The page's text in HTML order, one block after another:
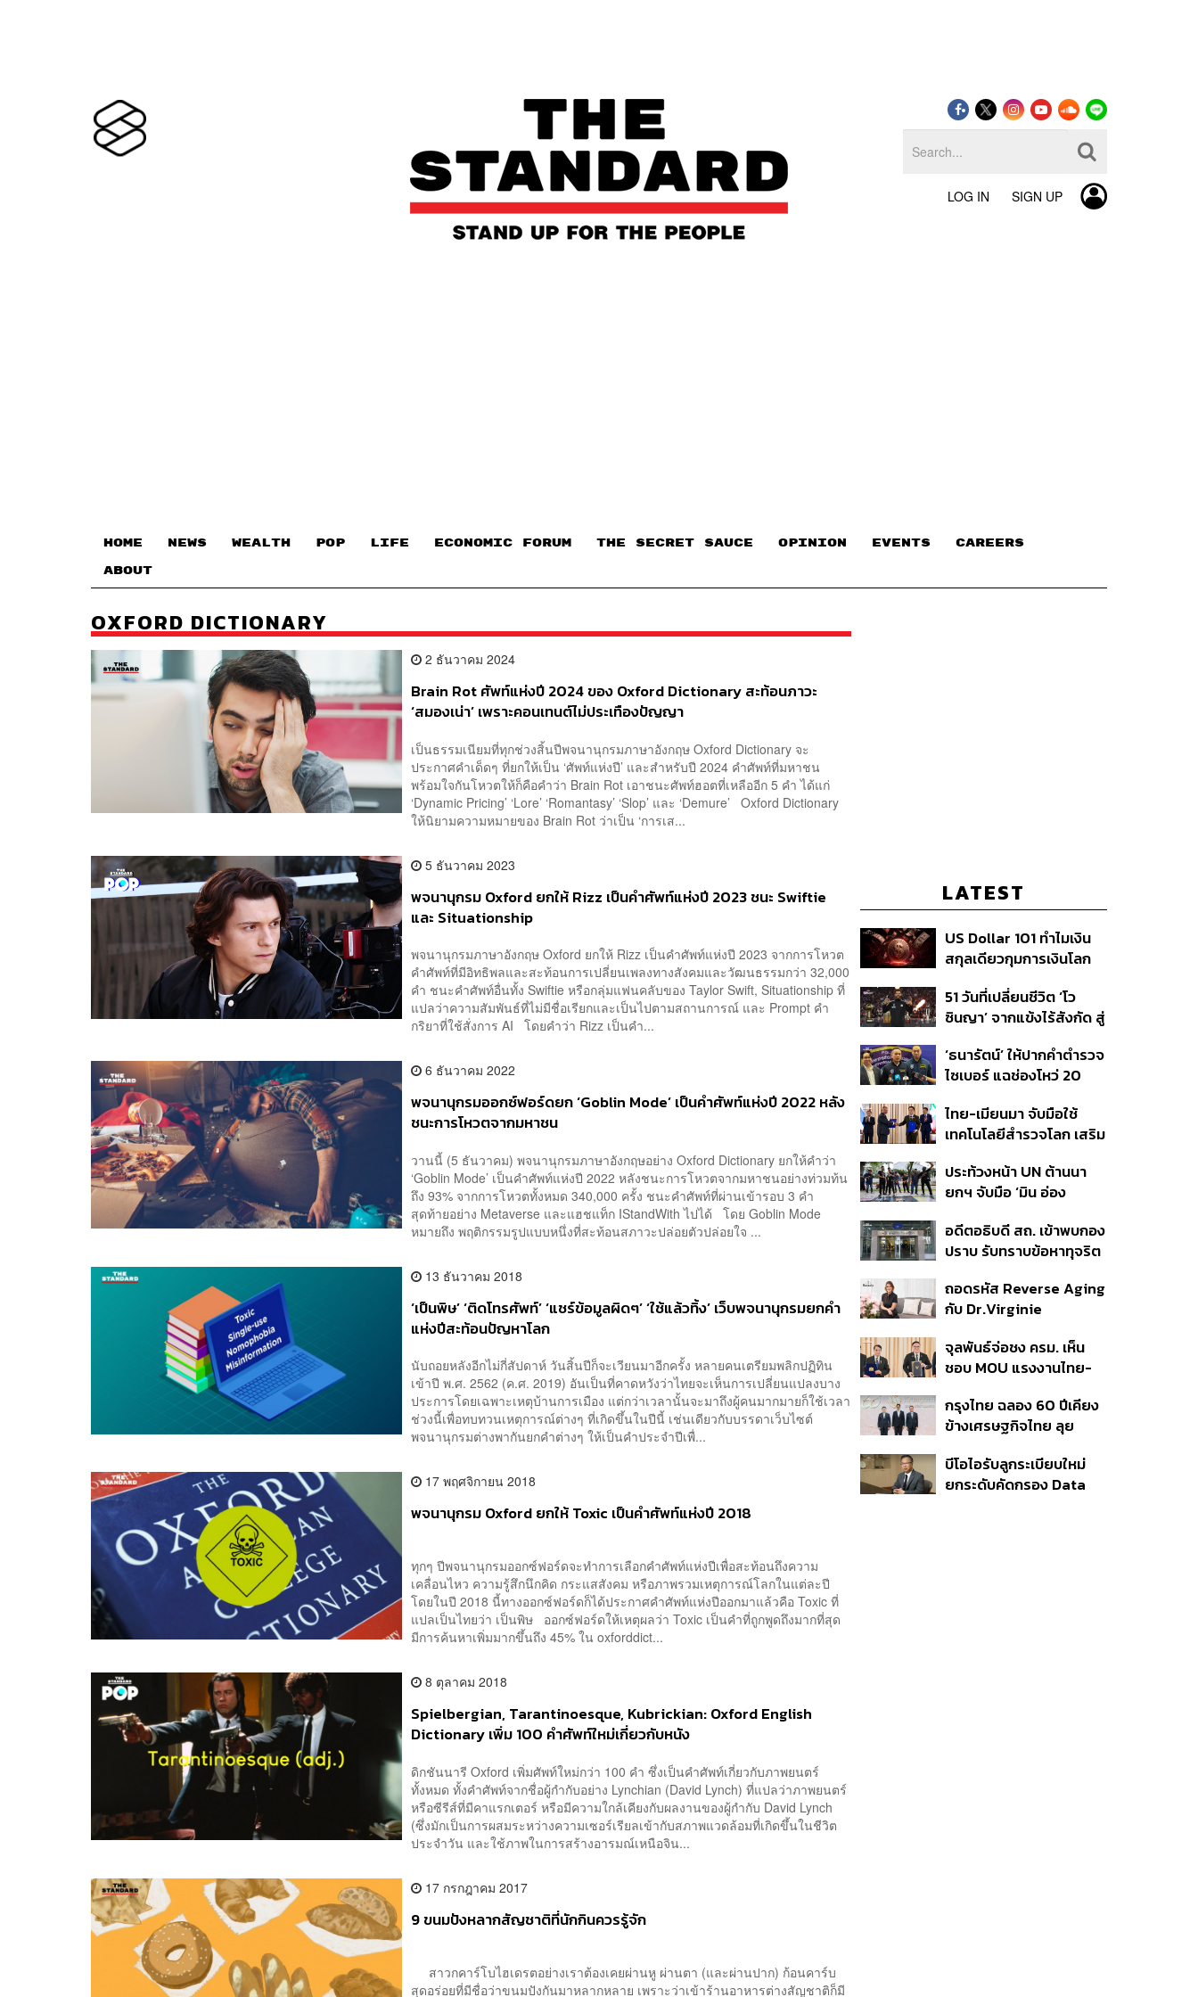
LOG IN SIGN UP
HOME NEWS WEALTH POP LIFE ECONOMIC FORUM THE SECRET SAUCE​ OPINION EVENTS CAREERS
ABOUT
OXFORD DICTIONARY
2 ธันวาคม 2024
Brain Rot ศัพท์แห่งปี 2024 ของ Oxford Dictionary สะท้อนภาวะ
‘สมองเน่า’ เพราะคอนเทนต์ไม่ประเทืองปัญญา
เป็นธรรมเนียมที่ทุกช่วงสิ้นปีพจนานุกรมภาษาอังกฤษ Oxford Dictionary จะ
ประกาศคำเด็ดๆ ที่ยกให้เป็น ‘ศัพท์แห่งปี’ และสำหรับปี 2024 คำศัพท์ที่มหาชน
พร้อมใจกันโหวตให้ก็คือคำว่า Brain Rot เอาชนะศัพท์ฮอตที่เหลืออีก 5 คำ ได้แก่
‘Dynamic Pricing’ ‘Lore’ ‘Romantasy’ ‘Slop’ และ ‘Demure’ Oxford Dictionary
ให้นิยามความหมายของ Brain Rot ว่าเป็น ‘การเส...
5 ธันวาคม 2023
พจนานุกรม Oxford ยกให้ Rizz เป็นคำศัพท์แห่งปี 2023 ชนะ Swiftie
และ Situationship
พจนานุกรมภาษาอังกฤษ Oxford ยกให้ Rizz เป็นคำศัพท์แห่งปี 2023 จากการโหวต
คำศัพท์ที่มีอิทธิพลและสะท้อนการเปลี่ยนเพลงทางสังคมและวัฒนธรรมกว่า 32,000
คำ ชนะคำศัพท์อื่นทั้ง Swiftie หรือกลุ่มแฟนคลับของ Taylor Swift, Situationship ที่
แปลว่าความสัมพันธ์ที่ไม่มีชื่อเรียกและเป็นไปตามสถานการณ์ และ Prompt คำ
กริยาที่ใช้สั่งการ AI โดยคำว่า Rizz เป็นคำ...
6 ธันวาคม 2022
พจนานุกรมออกซ์ฟอร์ดยก ‘Goblin Mode’ เป็นคำศัพท์แห่งปี 2022 หลัง
ชนะการโหวตจากมหาชน
วานนี้ (5 ธันวาคม) พจนานุกรมภาษาอังกฤษอย่าง Oxford Dictionary ยกให้คำว่า
‘Goblin Mode’ เป็นคำศัพท์แห่งปี 2022 หลังชนะการโหวตจากมหาชนอย่างท่วมท้น
ถึง 93% จากการโหวตทั้งหมด 340,000 ครั้ง ชนะคำศัพท์ที่ผ่านเข้ารอบ 3 คำ
สุดท้ายอย่าง Metaverse และแฮชแท็ก IStandWith ไปได้ โดย Goblin Mode
หมายถึง พฤติกรรมรูปแบบหนึ่งที่สะท้อนสภาวะปล่อยตัวปล่อยใจ ...
13 ธันวาคม 2018
‘เป็นพิษ’ ‘ติดโทรศัพท์’ ‘แชร์ข้อมูลผิดๆ’ ‘ใช้แล้วทิ้ง’ เว็บพจนานุกรมยกคำ
แห่งปีสะท้อนปัญหาโลก
นับถอยหลังอีกไม่กี่สัปดาห์ วันสิ้นปีก็จะเวียนมาอีกครั้ง หลายคนเตรียมพลิกปฏิทิน
เข้าปี พ.ศ. 2562 (ค.ศ. 2019) อันเป็นที่คาดหวังว่าไทยจะเห็นการเปลี่ยนแปลงบาง
ประการโดยเฉพาะเหตุบ้านการเมือง แต่กว่าเวลานั้นจะมาถึงผู้คนมากมายก็ใช้เวลา
ช่วงนี้เพื่อทบทวนเหตุการณ์ต่างๆ ที่เกิดขึ้นในปีนี้ เช่นเดียวกับบรรดาเว็บไซต์
พจนานุกรมต่างพากันยกคำต่างๆ ให้เป็นคำประจำปีเพื่...
17 พฤศจิกายน 2018
พจนานุกรม Oxford ยกให้ Toxic เป็นคำศัพท์แห่งปี 2018
ทุกๆ ปีพจนานุกรมออกซ์ฟอร์ดจะทำการเลือกคำศัพท์แห่งปีเพื่อสะท้อนถึงความ
เคลื่อนไหว ความรู้สึกนึกคิด กระแสสังคม หรือภาพรวมเหตุการณ์โลกในแต่ละปี
โดยในปี 2018 นี้ทางออกซ์ฟอร์ดก็ได้ประกาศคำศัพท์แห่งปีออกมาแล้วคือ Toxic ที่
แปลเป็นไทยว่า เป็นพิษ ออกซ์ฟอร์ดให้เหตุผลว่า Toxic เป็นคำที่ถูกพูดถึงมากที่สุด
มีการค้นหาเพิ่มมากขึ้นถึง 45% ใน oxforddict...
8 ตุลาคม 2018
Spielbergian, Tarantinoesque, Kubrickian: Oxford English
Dictionary เพิ่ม 100 คำศัพท์ใหม่เกี่ยวกับหนัง
ดิกชันนารี Oxford เพิ่มศัพท์ใหม่กว่า 100 คำ ซึ่งเป็นคำศัพท์เกี่ยวกับภาพยนตร์
ทั้งหมด ทั้งคำศัพท์จากชื่อผู้กำกับอย่าง Lynchian (David Lynch) ที่แปลว่าภาพยนตร์
หรือซีรีส์ที่มีคาแรกเตอร์ หรือมีความใกล้เคียงกับผลงานของผู้กำกับ David Lynch
(ซึ่งมักเป็นการผสมระหว่างความเซอร์เรียลเข้ากับสภาพแวดล้อมที่เกิดขึ้นในชีวิต
ประจำวัน และใช้ภาพในการสร้างอารมณ์เหนือจิน...
17 กรกฎาคม 2017
9 ขนมปังหลากสัญชาติที่นักกินควรรู้จัก
สาวกคาร์โบไฮเดรตอย่างเราต้องเคยผ่านหู ผ่านตา (และผ่านปาก) ก้อนคาร์บ
สุดอร่อยที่มีชื่อว่าขนมปังกันมาหลากหลาย เพราะว่าเข้าร้านอาหารต่างสัญชาติก็มี
LATEST
US Dollar 101 ทำไมเงิน
สกุลเดียวกุมการเงินโลก
บ้าง?
51 วันที่เปลี่ยนชีวิต ‘โว
ซินญา’ จากแข้งไร้สังกัด สู่
นับหมื่น
‘ธนารัตน์’ ให้ปากคำตำรวจ
ไซเบอร์ แฉช่องโหว่ 20
ทางการเมือง
ไทย-เมียนมา จับมือใช้
เทคโนโลยีสำรวจโลก เสริม
พิบัติและอนุรักษ์สิ่ง
แวดล้อม
ประท้วงหน้า UN ต้านนา
ยกฯ จับมือ ‘มิน อ่อง
ตัดท่อน้ำเลี้ยงกองทัพเมีย
นมา
อดีตอธิบดี สถ. เข้าพบกอง
ปราบ รับทราบข้อหาทุจริต
กล่าวหา-เตรียมสู้คดีในชั้น
ศาล
ถอดรหัส Reverse Aging
กับ Dr.Virginie
วิทยาศาสตร์ความงามจาก
Dior
จุลพันธ์จ่อชง ครม. เห็น
ชอบ MOU แรงงานไทย-
รองรับอุตสาหกรรม ดึง
กลุ่มแม่บ้าน-งานอิสระเข้า
กรุงไทย ฉลอง 60 ปีเคียง
ข้างเศรษฐกิจไทย ลุย
Driven ขับเคลื่อน
ยุทธศาสตร์ความยั่งยืน
บีโอไอรับลูกระเบียบใหม่
ยกระดับคัดกรอง Data